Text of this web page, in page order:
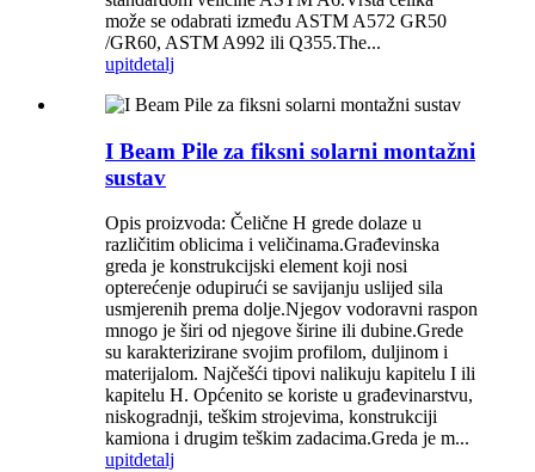
može se odabrati između ASTM A572 GR50
/GR60, ASTM A992 ili Q355.The...
upitdetalj
I Beam Pile za fiksni solarni montažni
sustav
Opis proizvoda: Čelične H grede dolaze u
različitim oblicima i veličinama.Građevinska
greda je konstrukcijski element koji nosi
opterećenje odupirući se savijanju uslijed sila
usmjerenih prema dolje.Njegov vodoravni raspon
mnogo je širi od njegove širine ili dubine.Grede
su karakterizirane svojim profilom, duljinom i
materijalom. Najčešći tipovi nalikuju kapitelu I ili
kapitelu H. Općenito se koriste u građevinarstvu,
niskogradnji, teškim strojevima, konstrukciji
kamiona i drugim teškim zadacima.Greda je m...
upitdetalj